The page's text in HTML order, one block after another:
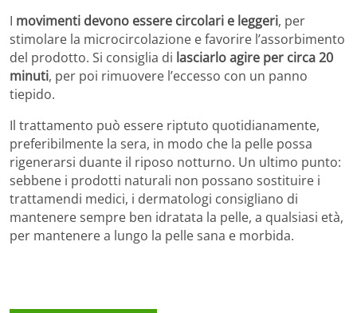
I movimenti devono essere circolari e leggeri, per
stimolare la microcircolazione e favorire l’assorbimento
del prodotto. Si consiglia di lasciarlo agire per circa 20
minuti, per poi rimuovere l’eccesso con un panno
tiepido.
Il trattamento può essere riptuto quotidianamente,
preferibilmente la sera, in modo che la pelle possa
rigenerarsi duante il riposo notturno. Un ultimo punto:
sebbene i prodotti naturali non possano sostituire i
trattamendi medici, i dermatologi consigliano di
mantenere sempre ben idratata la pelle, a qualsiasi età,
per mantenere a lungo la pelle sana e morbida.